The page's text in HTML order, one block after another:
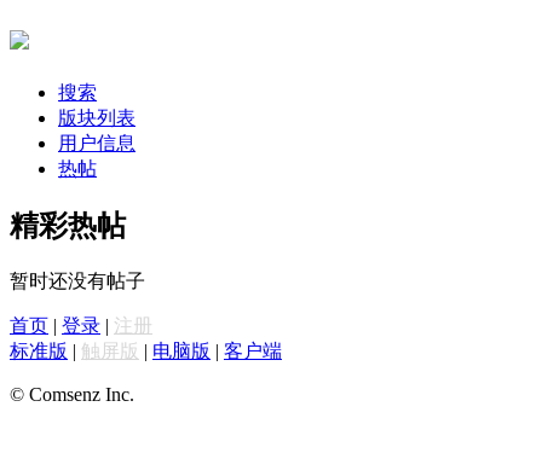
搜索
版块列表
用户信息
热帖
精彩热帖
暂时还没有帖子
首页 | 登录 | 注册
标准版 | 触屏版 | 电脑版 | 客户端
© Comsenz Inc.